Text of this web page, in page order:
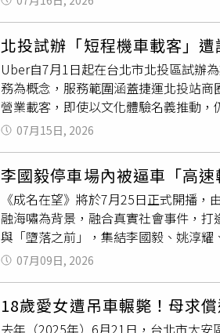
街買四神湯，等店家準備時，他卻讓
誤催油門導致暴衝，二次衝撞後，湯
約30%二度以上燒燙傷、四肢及腹部深
害與民事侵權行為損害賠償訴訟，北
判，但承審法官發現王盛晃駕照的「持
駕駛，裁定再開辯論。王盛晃原本堅
罪。北院查出，王盛晃因左上肢截肢，
輪的特製機車，因此法官認定，王盛
不過因為王盛晃在案發後主動向到場
占、妨害名譽、利用權勢猥褻等前案紀
北投試辦「短程機車載客」
Uber自7月1日起在台北市北投區試辦
務為概念，服務範圍涵蓋捷運北投站
營業載客，即使以文化體驗名義推動
照及駕照。《中時新聞網》報導，相
楚的回應」，但目前尚未收到正式裁
交通文化，探索台灣未來是否有發展新
載客服務，也可能發展其他更符合需
當時交通部即多次提醒，依現行《公
市政府也重申，只要掌握明確違法事
但在與主管機關溝通過程中，已就相
07月15日, 2026
李國毅停車場內被逼車「高
《成名在望》將於7月25日正式開播
融海嘯為背景，融合真實社會事件，打
與「墮落之前」，集結李國毅、姚淳
跨度、青春與成年雙時空敘事，未開
視）李國毅在劇中飾演不得志但堅守
更有飛車甩尾攻防戲碼，搭配一鏡到
更接受持槍、攻堅、防守等一系列特訓
07月09日, 2026
18歲愛女遭吊車輾斃！母求